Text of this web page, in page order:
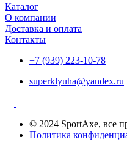
Каталог
О компании
Доставка и оплата
Контакты
+7 (939) 223-10-78
superklyuha@yandex.ru
© 2024 SportAxe, все
Политика